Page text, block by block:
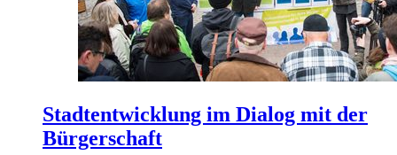
Stadtentwicklung im Dialog mit der
Bürgerschaft